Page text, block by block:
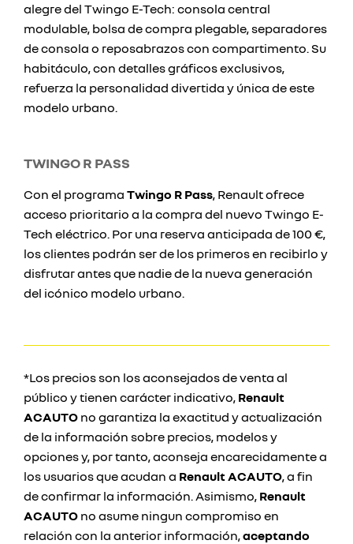
alegre del Twingo E-Tech: consola central
modulable, bolsa de compra plegable, separadores
de consola o reposabrazos con compartimento. Su
habitáculo, con detalles gráficos exclusivos,
refuerza la personalidad divertida y única de este
modelo urbano.
TWINGO R PASS
Con el programa Twingo R Pass, Renault ofrece
acceso prioritario a la compra del nuevo Twingo E-
Tech eléctrico. Por una reserva anticipada de 100 €,
los clientes podrán ser de los primeros en recibirlo y
disfrutar antes que nadie de la nueva generación
del icónico modelo urbano.
*Los precios son los aconsejados de venta al
público y tienen carácter indicativo, Renault
ACAUTO no garantiza la exactitud y actualización
de la información sobre precios, modelos y
opciones y, por tanto, aconseja encarecidamente a
los usuarios que acudan a Renault ACAUTO, a fin
de confirmar la información. Asimismo, Renault
ACAUTO no asume ningun compromiso en
relación con la anterior información,aceptando